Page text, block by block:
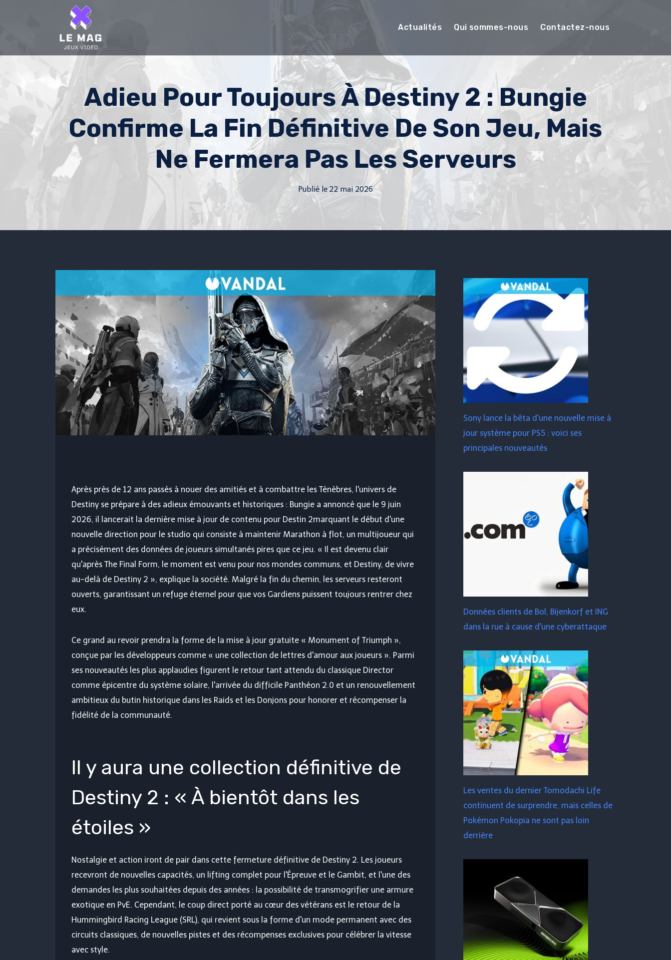
Actualités Qui sommes-nous Contactez-nous
Adieu Pour Toujours À Destiny 2 : Bungie
Confirme La Fin Définitive De Son Jeu, Mais
Ne Fermera Pas Les Serveurs
Publié le 22 mai 2026
Après près de 12 ans passés à nouer des amitiés et à combattre les Ténèbres, l'univers de
Destiny se prépare à des adieux émouvants et historiques : Bungie a annoncé que le 9 juin
2026, il lancerait la dernière mise à jour de contenu pour Destin 2marquant le début d'une
nouvelle direction pour le studio qui consiste à maintenir Marathon à flot, un multijoueur qui
a précisément des données de joueurs simultanés pires que ce jeu. « Il est devenu clair
qu'après The Final Form, le moment est venu pour nos mondes communs, et Destiny, de vivre
au-delà de Destiny 2 », explique la société. Malgré la fin du chemin, les serveurs resteront
ouverts, garantissant un refuge éternel pour que vos Gardiens puissent toujours rentrer chez
eux.
Ce grand au revoir prendra la forme de la mise à jour gratuite « Monument of Triumph »,
conçue par les développeurs comme « une collection de lettres d'amour aux joueurs ». Parmi
ses nouveautés les plus applaudies figurent le retour tant attendu du classique Director
comme épicentre du système solaire, l'arrivée du difficile Panthéon 2.0 et un renouvellement
ambitieux du butin historique dans les Raids et les Donjons pour honorer et récompenser la
fidélité de la communauté.
Il y aura une collection définitive de
Destiny 2 : « À bientôt dans les
étoiles »
Nostalgie et action iront de pair dans cette fermeture définitive de Destiny 2. Les joueurs
recevront de nouvelles capacités, un lifting complet pour l'Épreuve et le Gambit, et l'une des
demandes les plus souhaitées depuis des années : la possibilité de transmogrifier une armure
exotique en PvE. Cependant, le coup direct porté au cœur des vétérans est le retour de la
Hummingbird Racing League (SRL), qui revient sous la forme d'un mode permanent avec des
circuits classiques, de nouvelles pistes et des récompenses exclusives pour célébrer la vitesse
avec style.
Sony lance la bêta d'une nouvelle mise à
jour système pour PS5 : voici ses
principales nouveautés
Données clients de Bol, Bijenkorf et ING
dans la rue à cause d'une cyberattaque
Les ventes du dernier Tomodachi Life
continuent de surprendre, mais celles de
Pokémon Pokopia ne sont pas loin
derrière